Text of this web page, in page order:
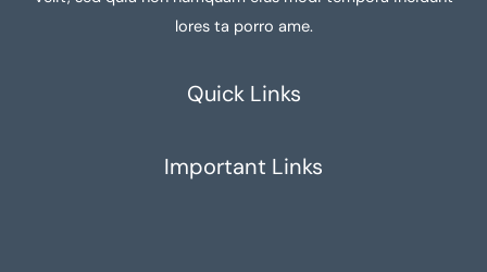
lores ta porro ame.
Quick Links
Important Links